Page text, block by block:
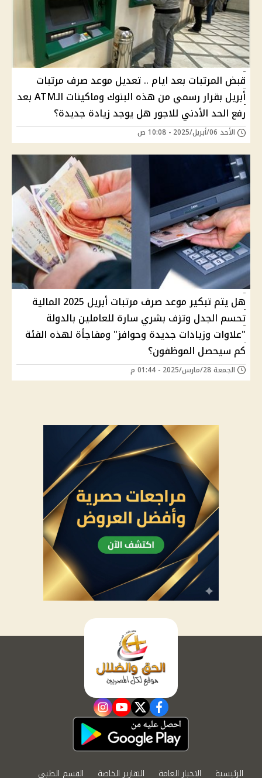
قبض المرتبات بعد ايام .. تعديل موعد صرف مرتبات
أبريل بقرار رسمي من هذه البنوك وماكينات الـATM بعد
رفع الحد الأدني للاجور هل يوجد زيادة جديدة؟
الأحد 06/أبريل/2025 - 10:08 ص
هل يتم تبكير موعد صرف مرتبات أبريل 2025 المالية
تحسم الجدل وتزف بشري سارة للعاملين بالدولة
"علاوات وزيادات جديدة وحوافز" ومفاجأة لهذه الفئة
كم سيحصل الموظفون؟
الجمعة 28/مارس/2025 - 01:44 م
facebook
twitter
youtube
instagram
الرئيسية الاخبار العامة التقارير الخاصة القسم الطبي